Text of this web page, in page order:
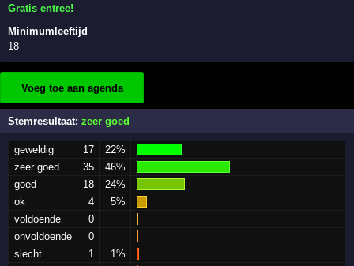
Gratis entree!
Minimumleeftijd
18
Voeg toe aan agenda
Stemresultaat:zeer goed
geweldig 17
22%
zeer goed
35
46%
goed
18
24%
ok
4
5%
voldoende
0
onvoldoende
0
slecht
1
1%